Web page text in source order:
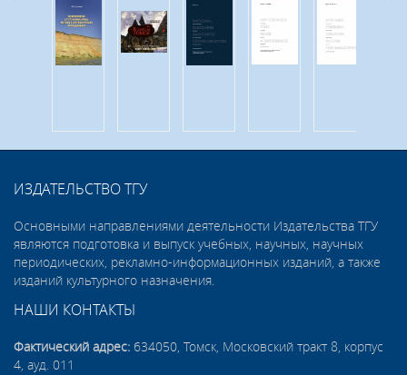
ИЗДАТЕЛЬСТВО ТГУ
Основными направлениями деятельности Издательства ТГУ
являются подготовка и выпуск учебных, научных, научных
периодических, рекламно-информационных изданий, а также
изданий культурного назначения.
НАШИ КОНТАКТЫ
Фактический адрес: 634050, Томск, Московский тракт 8, корпус
4, ауд. 011